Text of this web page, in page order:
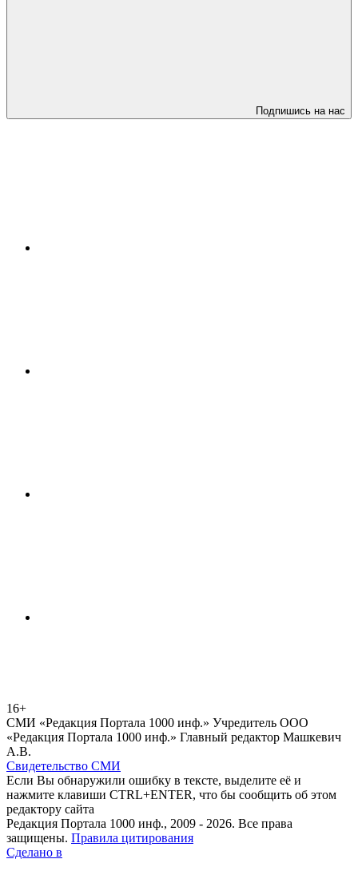
Подпишись на нас
16+
СМИ «Редакция Портала 1000 инф.» Учредитель ООО
«Редакция Портала 1000 инф.» Главный редактор Машкевич
А.В.
Свидетельство СМИ
Если Вы обнаружили ошибку в тексте, выделите её и
нажмите клавиши CTRL+ENTER, что бы сообщить об этом
редактору сайта
Редакция Портала 1000 инф., 2009 - 2026. Все права
защищены. Правила цитирования
Сделано в